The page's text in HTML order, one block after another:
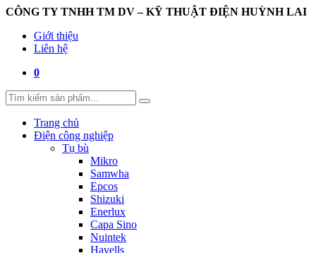
CÔNG TY TNHH TM DV – KỸ THUẬT ĐIỆN HUỲNH LAI
Giới thiệu
Liên hệ
0
Trang chủ
Điện công nghiệp
Tụ bù
Mikro
Samwha
Epcos
Shizuki
Enerlux
Capa Sino
Nuintek
Havells